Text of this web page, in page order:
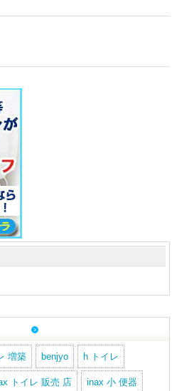
増築 benjyo h トイレ
トイレ 販売 店 inax 小 便器